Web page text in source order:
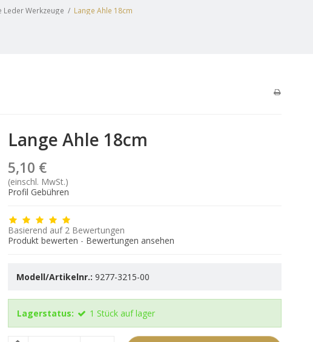
Leder Werkzeuge / Lange Ahle 18cm
Lange Ahle 18cm
5,10 €
(einschl. MwSt.)
Profil Gebühren
Basierend auf 2Bewertungen
Produkt bewerten - Bewertungen ansehen
Modell/Artikelnr.: 9277-3215-00
Lagerstatus: 1 Stück auf lager